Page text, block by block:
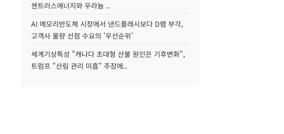
센트러스에너지와 우라늄 ..
AI 메모리반도체 시장에서 낸드플래시보다 D램 부각,
고객사 물량 선점 수요의 '우선순위'
세계기상특성 "캐나다 초대형 산불 원인은 기후변화",
트럼프 "산림 관리 미흡" 주장에..